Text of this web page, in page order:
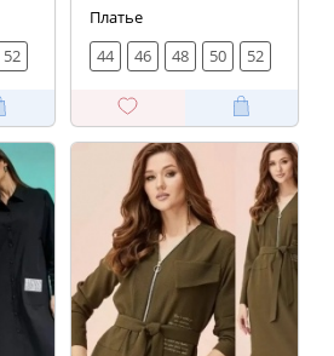
52
Платье
44
46 48 50 52